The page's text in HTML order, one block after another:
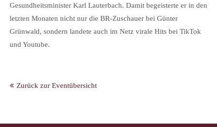
Gesundheitsminister Karl Lauterbach. Damit begeisterte er in den
letzten Monaten nicht nur die BR-Zuschauer bei Günter
Grünwald, sondern landete auch im Netz virale Hits bei TikTok
und Youtube.
Zurück zur Eventübersicht